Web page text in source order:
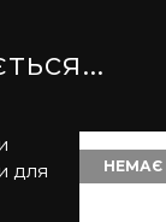
шкіри, –
зі шкіри –
НЕМАЄ